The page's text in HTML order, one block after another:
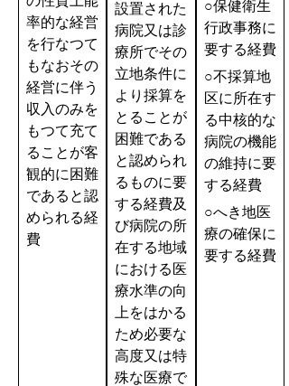
率的な経営
を行なつて
もなおその
経営に伴う
収入のみを
もつて充て
ることが客
観的に困難
であると認
められる経
費
設置された
病院又は診
療所でその
立地条件に
より採算を
とることが
困難である
と認められ
るものに要
する経費及
び病院の所
在する地域
における医
療水準の向
上をはかる
ため必要な
高度又は特
殊な医療で
○保健衛生
行政事務に
要する経費
○不採算地
区に所在す
る中核的な
病院の機能
の維持に要
する経費
○へき地医
療の確保に
要する経費